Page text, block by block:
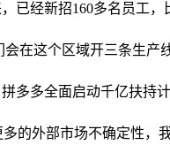
已经新招160多名员工，
在这个区域开三条生产
多多全面启动千亿扶持
的外部市场不确定性，